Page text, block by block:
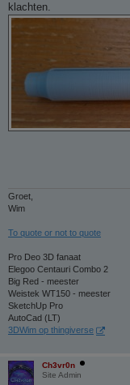
klachten.
Groet,
Wim
To quote or not to quote
Pro Deo 3D fanaat
Elegoo Centauri Combo 2
Big Red - meester
Weistek WT150 - meester
SketchUp Pro
AutoCad (LT)
3DWim op thingiverse
Ch3vr0n
Site Admin